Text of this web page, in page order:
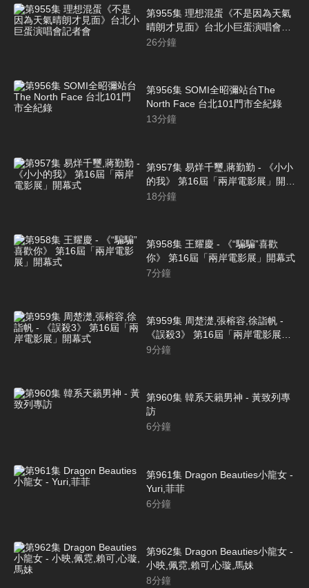
第955集 理想混蛋《不是因為天氣
晴朗才見面》台北小巨蛋演唱會記
者會
26分鐘
第956集 SOMI全昭彌站台The
North Face 台北101門市全紀錄
13分鐘
第957集 易烊千璽,蔣勤勤 - 《小小
的我》 第16屆「兩岸電影展」開幕
式
18分鐘
第958集 王耀慶 - 《“騙騙”喜歡
你》 第16屆「兩岸電影展」開幕式
7分鐘
第959集 周楚濋,張榕容,徐詣帆 -
《誤殺3》 第16屆「兩岸電影展」
開幕式
9分鐘
第960集 韓系天籟男神 - 黃致列專
訪
6分鐘
第961集 Dragon Beauties小龍女 -
Yuri,菲菲
6分鐘
第962集 Dragon Beauties小龍女 -
小映,佩霓,賴可,心璇,馬妹
8分鐘